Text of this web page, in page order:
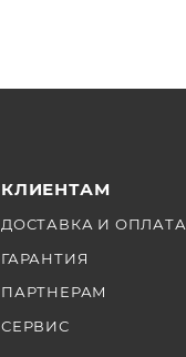
КЛИЕНТАМ
ДОСТАВКА И ОПЛАТА
ГАРАНТИЯ
ПАРТНЕРАМ
СЕРВИС